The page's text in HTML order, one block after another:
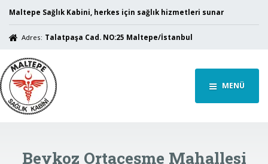
Maltepe Sağlık Kabini, herkes için sağlık hizmetleri sunar
Adres: Talatpaşa Cad. NO:25 Maltepe/İstanbul
MENÜ
Beykoz Ortaçeşme Mahallesi